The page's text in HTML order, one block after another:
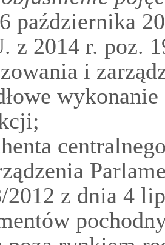
października
z 2014 r. poz.
i
2012 z dnia 4